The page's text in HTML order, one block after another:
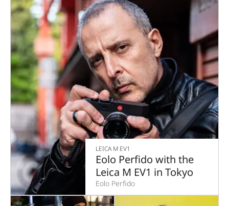
LEICA M EV1
Eolo Perfido with the
Leica M EV1 in Tokyo
Eolo Perfido